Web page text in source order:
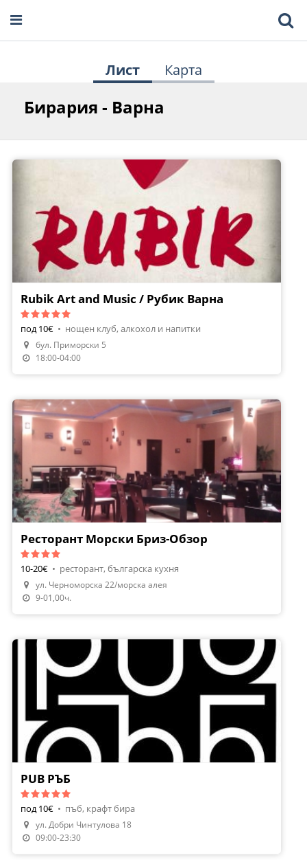
Лист Карта
Бирария - Варна
Rubik Art and Music / Рубик Варна
под 10€ • нощен клуб, алкохол и напитки
бул. Приморски 5
18:00-04:00
Ресторант Морски Бриз-Обзор
10-20€ • ресторант, българска кухня
ул. Черноморска 22/морска алея
9-01,00ч.
PUB РЪБ
под 10€ • пъб, крафт бира
ул. Добри Чинтулова 18
09:00-23:30